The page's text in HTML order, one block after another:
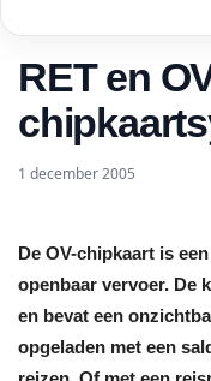
RET en
1 december 2005
De OV-chipkaart is
openbaar vervoer. De
en bevat een
opgeladen met een